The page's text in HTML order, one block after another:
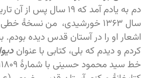
دم به یادم آمد که ۱۹ سال
سال ۱۳۶۳ خورشیدی، من نسخۀ
اشعار او را در آستان قدس دیده
کردم و دیدم که بلی، کتابی با عنوان